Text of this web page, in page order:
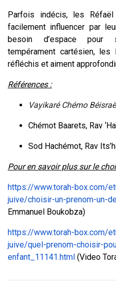
Parfois indécis, les
facilement influencer par
besoin d’espace pour
tempérament cartésien,
réfléchis et aiment
Références :
Vayikaré Chémo
Chémot Baarets, Rav
Sod Hachémot, Rav
Pour en savoir plus sur le
https://www.torah-box.com/
juive/choisir-un-prenom-un-
Emmanuel Boukobza)
https://www.torah-box.com/
juive/quel-prenom-choisir-
enfant_11141.html (Video